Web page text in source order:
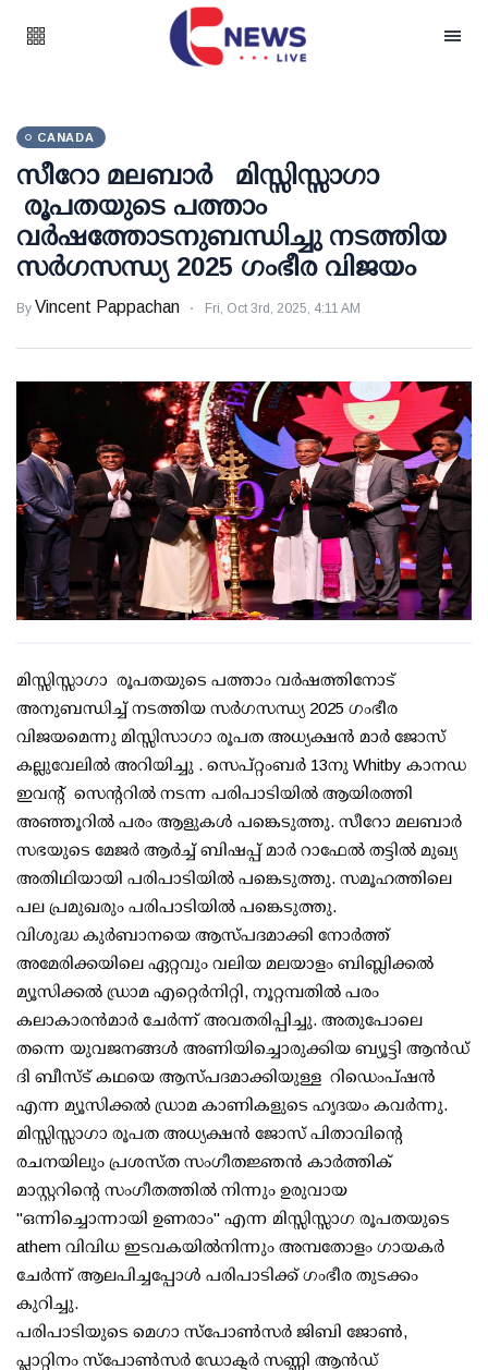
CANADA
സീറോ മലബാർ മിസ്സിസ്സാഗാ
രൂപതയുടെ പത്താം
വർഷത്തോടനുബന്ധിച്ചു നടത്തിയ
സർഗസന്ധ്യ 2025 ഗംഭീര വിജയം
By Vincent Pappachan Fri, Oct 3rd, 2025, 4:11 AM
മിസ്സിസ്സാഗാ രൂപതയുടെ പത്താം വർഷത്തിനോട്
അനുബന്ധിച്ച് നടത്തിയ സർഗസന്ധ്യ 2025 ഗംഭീര
വിജയമെന്നു മിസ്സിസാഗാ രൂപത അധ്യക്ഷൻ മാർ ജോസ്
കല്ലുവേലിൽ അറിയിച്ചു . സെപ്‌റ്റംബർ 13നു Whitby കാനഡ
ഇവന്റ് സെന്ററിൽ നടന്ന പരിപാടിയിൽ ആയിരത്തി
അഞ്ഞൂറിൽ പരം ആളുകൾ പങ്കെടുത്തു. സീറോ മലബാർ
സഭയുടെ മേജർ ആർച്ച് ബിഷപ്പ് മാർ റാഫേൽ തട്ടിൽ മുഖ്യ
അതിഥിയായി പരിപാടിയിൽ പങ്കെടുത്തു. സമൂഹത്തിലെ
പല പ്രമുഖരും പരിപാടിയിൽ പങ്കെടുത്തു.
വിശുദ്ധ കുർബാനയെ ആസ്പദമാക്കി നോർത്ത്
അമേരിക്കയിലെ ഏറ്റവും വലിയ മലയാളം ബിബ്ലിക്കൽ
മ്യൂസിക്കൽ ഡ്രാമ എറ്റെർനിറ്റി, നൂറ്റമ്പതിൽ പരം
കലാകാരൻമാർ ചേർന്ന് അവതരിപ്പിച്ചു. അതുപോലെ
തന്നെ യുവജനങ്ങൾ അണിയിച്ചൊരുക്കിയ ബ്യൂട്ടി ആൻഡ്
ദി ബീസ്ട് കഥയെ ആസ്പദമാക്കിയുള്ള റിഡെംപ്ഷൻ
എന്ന മ്യൂസിക്കൽ ഡ്രാമ കാണികളുടെ ഹൃദയം കവർന്നു.
മിസ്സിസ്സാഗാ രൂപത അധ്യക്ഷൻ ജോസ് പിതാവിന്റെ
രചനയിലും പ്രശസ്ത സംഗീതജ്ഞൻ കാർത്തിക്
മാസ്റ്ററിന്റെ സംഗീതത്തിൽ നിന്നും ഉരുവായ
"ഒന്നിച്ചൊന്നായി ഉണരാം" എന്ന മിസ്സിസ്സാഗ രൂപതയുടെ
athem വിവിധ ഇടവകയിൽനിന്നും അമ്പതോളം ഗായകർ
ചേർന്ന് ആലപിച്ചപ്പോൾ പരിപാടിക്ക് ഗംഭീര തുടക്കം
കുറിച്ചു.
പരിപാടിയുടെ മെഗാ സ്പോൺസർ ജിബി ജോൺ,
പ്ലാറ്റിനം സ്പോൺസർ ഡോക്ടർ സണ്ണി ആൻഡ്